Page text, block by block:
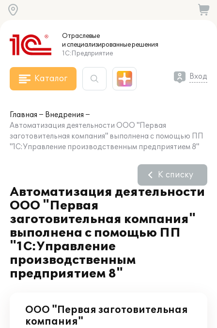
Отраслевые
и специализированныерешения
1С:Предприятие
Каталог Вход
Главная
Внедрения
Автоматизация деятельности ООО "Первая
заготовительная компания" выполнена c помощью ПП
"1С:Управление производственным предприятием 8"
Автоматизация деятельности
ООО "Первая
заготовительная компания"
выполнена c помощью ПП
"1С:Управление
производственным
предприятием 8"
К списку
ООО "Первая заготовительная
компания"